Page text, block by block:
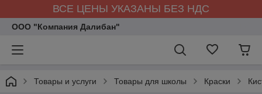
ВСЕ ЦЕНЫ УКАЗАНЫ БЕЗ НДС
ООО "Компания Далибан"
Товары и услуги Товары для школы Краски